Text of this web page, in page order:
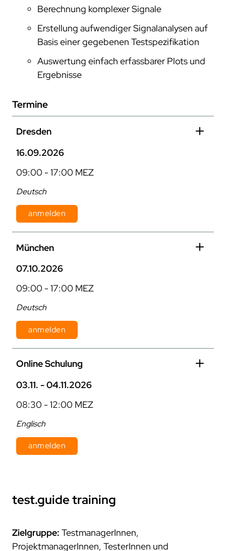
Berechnung komplexer Signale
Erstellung aufwendiger Signalanalysen auf
Basis einer gegebenen Testspezifikation
Auswertung einfach erfassbarer Plots und
Ergebnisse
Termine
Dresden
16.09.2026
09:00 - 17:00 MEZ
Deutsch
anmelden
Kosten: 870 € pro Person zzgl. MwSt.
München
07.10.2026
09:00 - 17:00 MEZ
Deutsch
anmelden
Kosten: 870 € pro Person zzgl. MwSt.
Online Schulung
03.11. - 04.11.2026
08:30 - 12:00 MEZ
Englisch
anmelden
test.guidetraining
Zielgruppe: TestmanagerInnen,
ProjektmanagerInnen, TesterInnen und